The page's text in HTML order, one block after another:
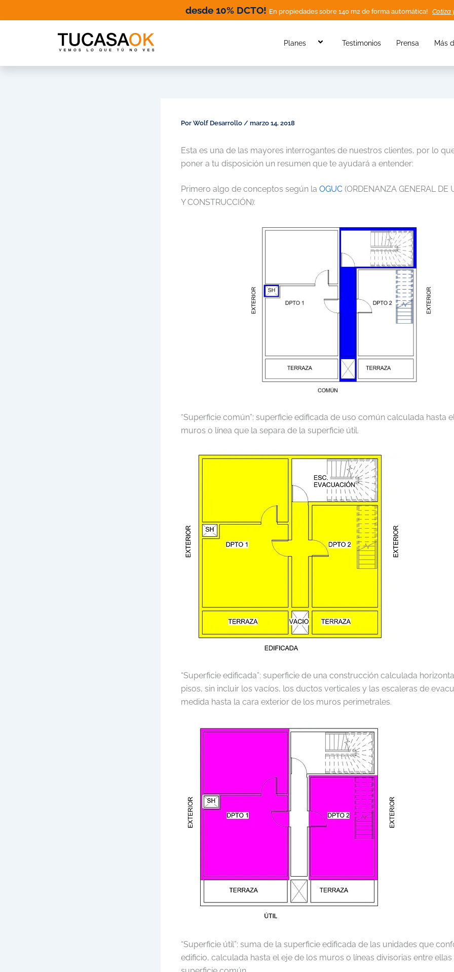
al
desde 10% DCTO! En propiedades sobre 140 m2 de forma automática! Cotiza
Planes Testimonios Prensa Más
Por Wolf Desarrollo / marzo 14, 2018
Esta es una de las mayores interrogantes de nuestros clientes, por lo
poner a tu disposición un resumen que te ayudará a entender:
Primero algo de conceptos según la OGUC (ORDENANZA GENERAL DE
Y CONSTRUCCIÓN):
“Superficie común”: superficie edificada de uso común calculada hasta
muros o línea que la separa de la superficie útil.
“Superficie edificada”: superficie de una construcción calculada
pisos, sin incluir los vacíos, los ductos verticales y las escaleras de
medida hasta la cara exterior de los muros perimetrales.
“Superficie útil”: suma de la superficie edificada de las unidades que
edificio, calculada hasta el eje de los muros o líneas divisorias entre ellas